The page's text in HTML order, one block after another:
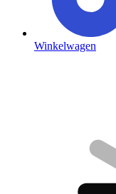
Winkelwagen